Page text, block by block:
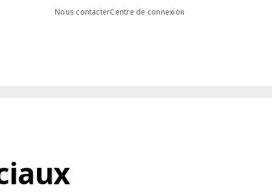
Nous contacterCentre de connexion